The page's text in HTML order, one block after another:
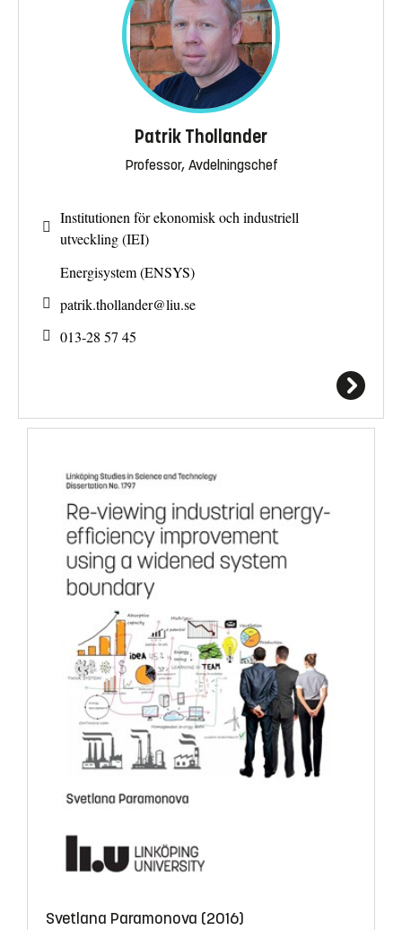
Patrik Thollander
Professor, Avdelningschef
Institutionen för ekonomisk och industriell
utveckling (IEI)
Energisystem (ENSYS)
patrik.thollander@liu.se
013-28 57 45
Svetlana Paramonova (2016)